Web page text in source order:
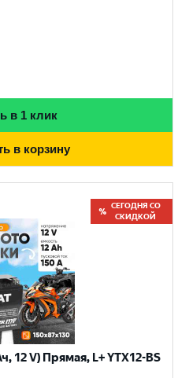
в 1 клик
в корзину
СЕГОДНЯ СО
СКИДКОЙ
12 V) Прямая, L+ YTX12-BS